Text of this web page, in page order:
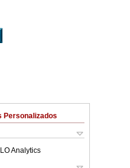
Personalizados
Analytics